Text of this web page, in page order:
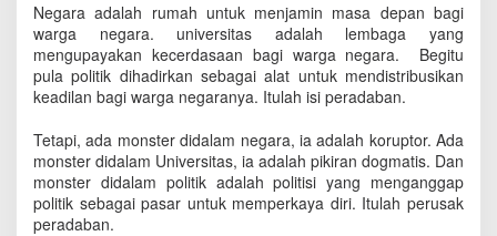
a
h
S
e
b
g
a
i
T
Negara adalah rumah untuk menjamin masa depan bagi
warga negara. universitas adalah lembaga yang
mengupayakan kecerdasaan bagi warga negara. Begitu
pula politik dihadirkan sebagai alat untuk mendistribusikan
keadilan bagi warga negaranya. Itulah isi peradaban.
Tetapi, ada monster didalam negara, ia adalah koruptor. Ada
monster didalam Universitas, ia adalah pikiran dogmatis. Dan
monster didalam politik adalah politisi yang menganggap
politik sebagai pasar untuk memperkaya diri. Itulah perusak
peradaban.